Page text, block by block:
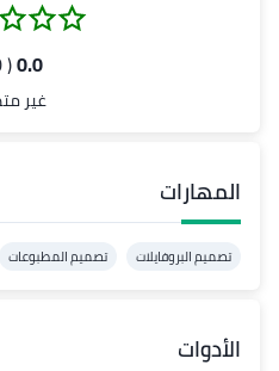
0.0
( 0 )
غير
المهارات
تصميم البروفايلات تصميم المطبوعات
الأدوات